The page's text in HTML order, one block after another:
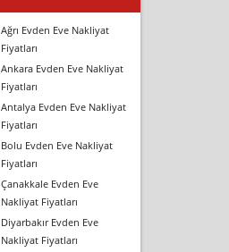
Ağrı Evden Eve Nakliyat
Fiyatları
Ankara Evden Eve Nakliyat
Fiyatları
Antalya Evden Eve Nakliyat
Fiyatları
Bolu Evden Eve Nakliyat
Fiyatları
Çanakkale Evden Eve
Nakliyat Fiyatları
Diyarbakır Evden Eve
Nakliyat Fiyatları